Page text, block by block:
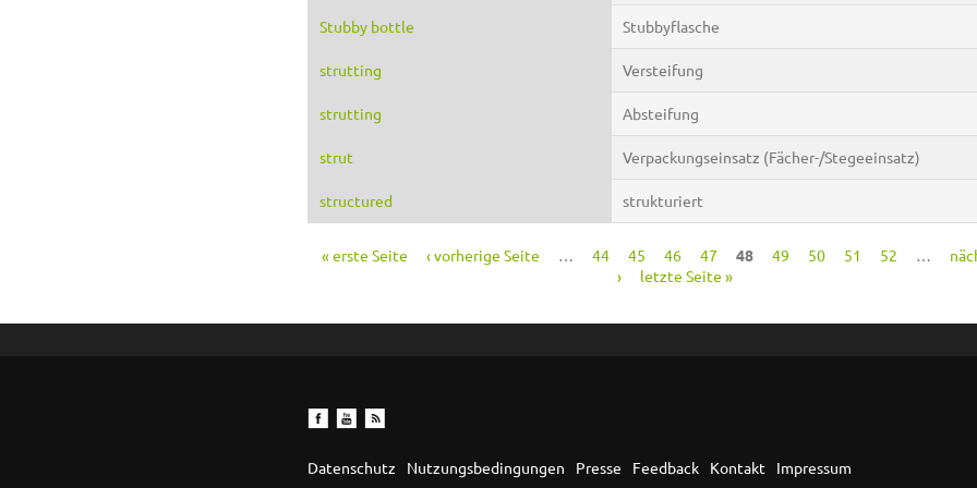
Stubby bottle Stubbyflasche
strutting Versteifung
strutting Absteifung
strut Verpackungseinsatz (Fächer-/Stegeeinsatz)
structured strukturiert
« erste Seite ‹ vorherige Seite 44 45 46 47 48 49 50 51 52
›
letzte Seite »
Datenschutz Nutzungsbedingungen Presse Feedback Kontakt Impressum